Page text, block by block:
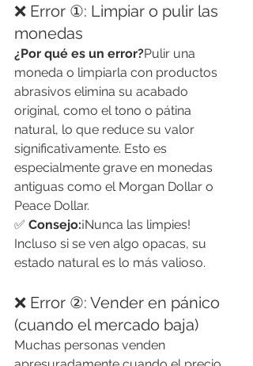
❌ Error ①: Limpiar o pulir las
monedas
¿Por qué es un error?Pulir una
moneda o limpiarla con productos
abrasivos elimina su acabado
original, como el tono o pátina
natural, lo que reduce su valor
significativamente. Esto es
especialmente grave en monedas
antiguas como el Morgan Dollar o
Peace Dollar.
✅ Consejo:¡Nunca las limpies!
Incluso si se ven algo opacas, su
estado natural es lo más valioso.
❌ Error ②: Vender en pánico
(cuando el mercado baja)
Muchas personas venden